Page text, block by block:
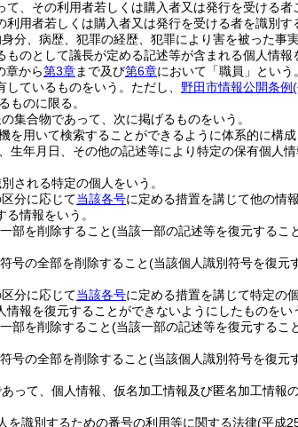
、その利用者若しくは購入者又は発行を受ける
用者若しくは購入者又は発行を受ける者を識別す
分、病歴、犯罪の経歴、犯罪により害を被った事
のとして議長が定める記述等が含まれる個人情報
章から第3章まで及び第6章において「職員」という
ているものをいう。 ただし、 野田市情報公開条例
ものに限る。
集合物であって、次に掲げるものをいう。
を用いて検索することができるように体系的に構
生年月日、その他の記述等により特定の保有個人
される特定の個人をいう。
分に応じて当該各号に定める措置を講じて他の情
情報をいう。
部を削除すること(当該一部の記述等を復元するこ
号の全部を削除すること(当該個人識別符号を復元
分に応じて当該各号に定める措置を講じて特定の
報を復元することができないようにしたものをい
部を削除すること(当該一部の記述等を復元するこ
号の全部を削除すること(当該個人識別符号を復元
って、個人情報、仮名加工情報及び匿名加工情報
を識別するための番号の利用等に関する法律(平成